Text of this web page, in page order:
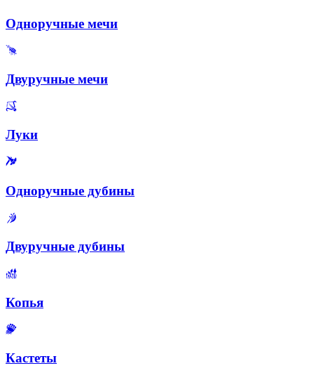
Одноручные мечи
Двуручные мечи
Луки
Одноручные дубины
Двуручные дубины
Копья
Кастеты